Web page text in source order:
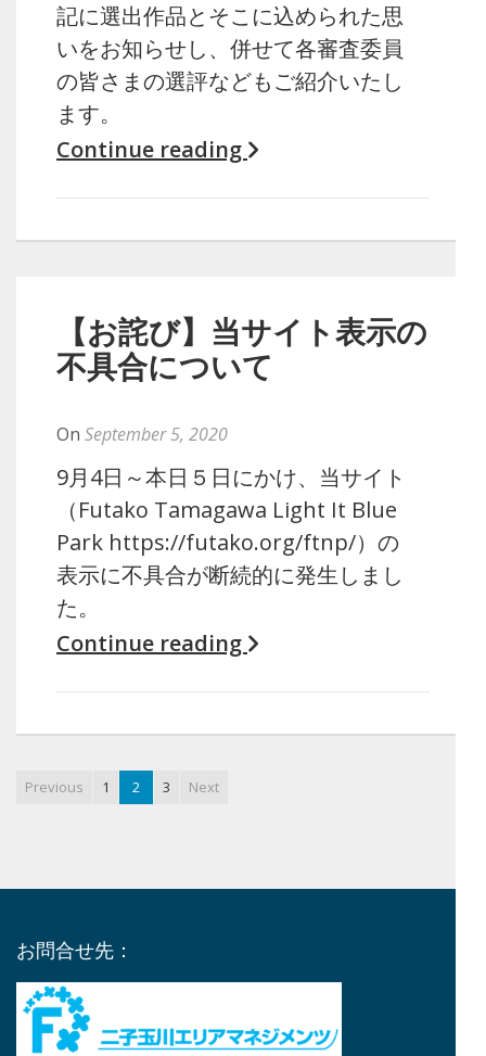
記に選出作品とそこに込められた思
いをお知らせし、併せて各審査委員
の皆さまの選評などもご紹介いたし
ます。
Continue reading
【お詫び】当サイト表示の
不具合について
On September 5, 2020
9月4日～本日５日にかけ、当サイト
（Futako Tamagawa Light It Blue
Park https://futako.org/ftnp/）の
表示に不具合が断続的に発生しまし
た。
Continue reading
Previous 1 2 3 Next
お問合せ先：